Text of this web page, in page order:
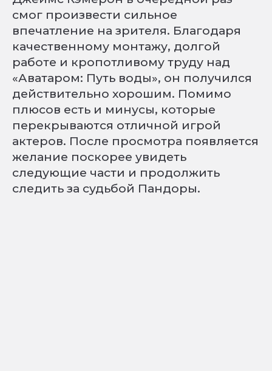
смог произвести сильное
впечатление на зрителя. Благодаря
качественному монтажу, долгой
работе и кропотливому труду над
«Аватаром: Путь воды», он получился
действительно хорошим. Помимо
плюсов есть и минусы, которые
перекрываются отличной игрой
актеров. После просмотра появляется
желание поскорее увидеть
следующие части и продолжить
следить за судьбой Пандоры.